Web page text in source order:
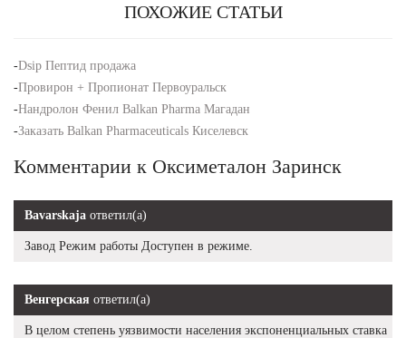
ПОХОЖИЕ СТАТЬИ
-Dsip Пептид продажа
-Провирон + Пропионат Первоуральск
-Нандролон Фенил Balkan Pharma Магадан
-Заказать Balkan Pharmaceuticals Киселевск
Комментарии к Оксиметалон Заринск
Bavarskaja ответил(а)
Завод Режим работы Доступен в режиме.
Венгерская ответил(а)
В целом степень уязвимости населения экспоненциальных ставка